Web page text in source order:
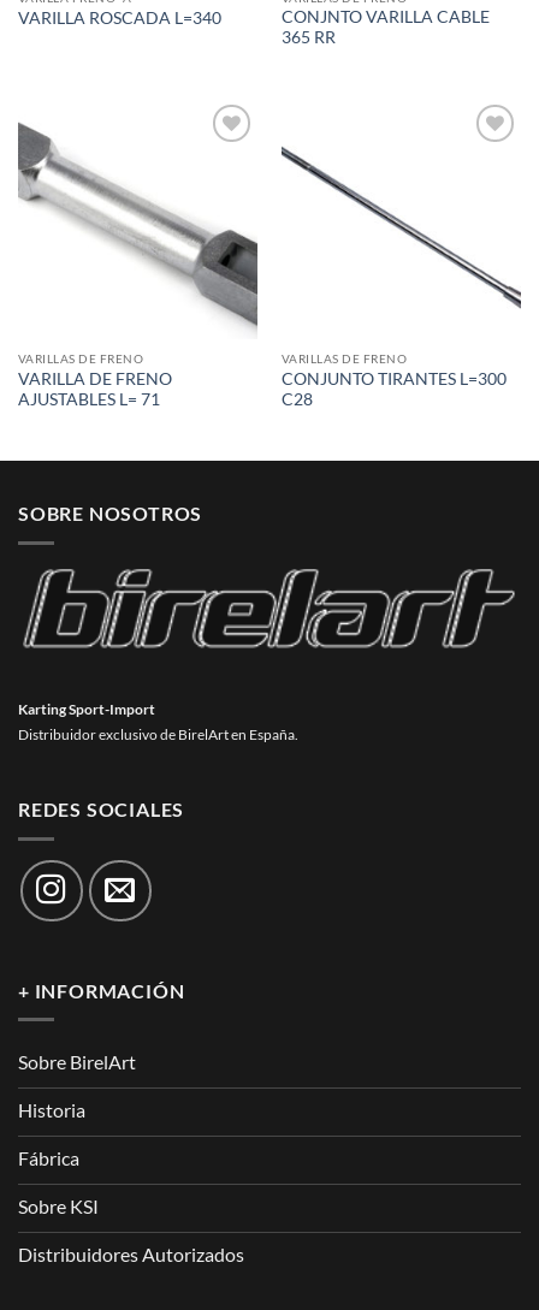
VARILLA ROSCADA L=340
CONJNTO VARILLA CABLE
365 RR
VARILLAS DE FRENO
VARILLA DE FRENO
AJUSTABLES L= 71
VARILLAS DE FRENO
CONJUNTO TIRANTES L=300
C28
SOBRE NOSOTROS
Karting Sport-Import
Distribuidor exclusivo de BirelArt en España.
REDES SOCIALES
+ INFORMACIÓN
Sobre BirelArt
Historia
Fábrica
Sobre KSI
Distribuidores Autorizados